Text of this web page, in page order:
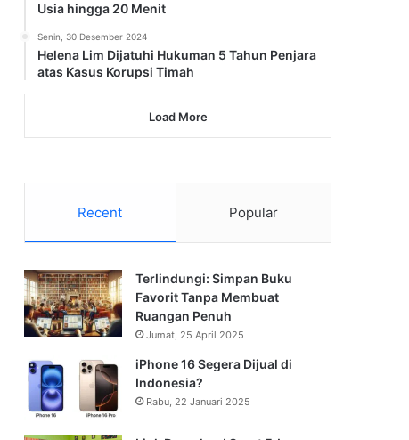
Usia hingga 20 Menit
Senin, 30 Desember 2024
Helena Lim Dijatuhi Hukuman 5 Tahun Penjara
atas Kasus Korupsi Timah
Load More
Recent Popular
Terlindungi: Simpan Buku
Favorit Tanpa Membuat
Ruangan Penuh
Jumat, 25 April 2025
iPhone 16 Segera Dijual di
Indonesia?
Rabu, 22 Januari 2025